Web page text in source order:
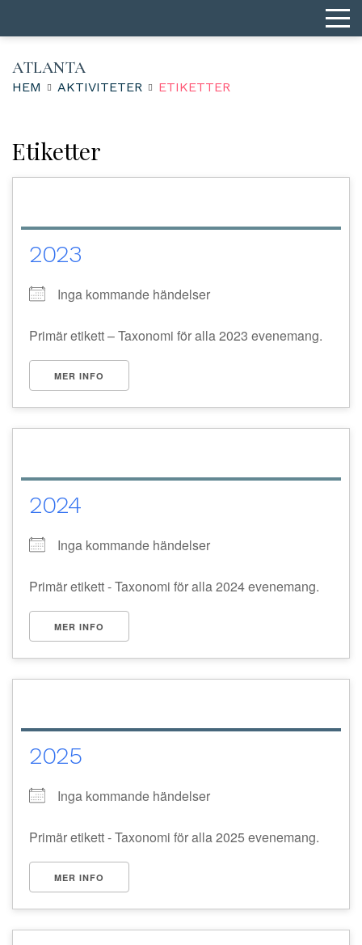
ATLANTA
HEM AKTIVITETER ETIKETTER
Etiketter
2023
Inga kommande händelser
Primär etikett – Taxonomi för alla 2023 evenemang.
MER INFO
2024
Inga kommande händelser
Primär etikett - Taxonomi för alla 2024 evenemang.
MER INFO
2025
Inga kommande händelser
Primär etikett - Taxonomi för alla 2025 evenemang.
MER INFO